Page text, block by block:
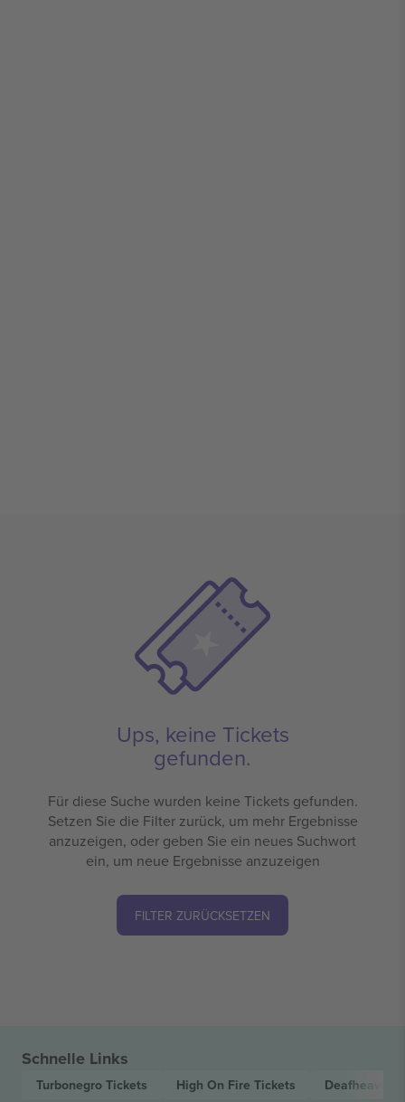
Ups, keine Tickets
gefunden.
Für diese Suche wurden keine Tickets gefunden.
Setzen Sie die Filter zurück, um mehr Ergebnisse
anzuzeigen, oder geben Sie ein neues Suchwort
ein, um neue Ergebnisse anzuzeigen
FILTER ZURÜCKSETZEN
Schnelle Links
Turbonegro Tickets High On Fire Tickets Deafheaven